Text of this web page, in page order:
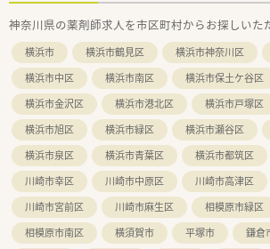
■現状のスキルに満足せず、新しい医薬品
向きにチャレンジしようとする主体性の
されています。
【こんな方にオススメ】
■年間休日がしっかりと確保されており、
日単位で柔軟に取得したいワークライフバ
適です。
■住宅費用が全額会社負担になる社宅制度
最小限に抑えながらキャリアアップを目指
めです。
■お子様が小学校3年生を修了するまで5
できるため、仕事と子育てを無理なく両
ます。
神奈川県の薬剤師求人を市区町村からお探しいた
横浜市 横浜市鶴見区 横浜市神奈川区
横浜市中区
横浜市南区 横浜市保土ケ谷区
横浜市金沢区
横浜市港北区 横浜市戸塚区
横浜市旭区
横浜市緑区 横浜市瀬谷区
横浜市泉区
横浜市青葉区 横浜市都筑区
川崎市幸区
川崎市中原区 川崎市高津区
川崎市宮前区
川崎市麻生区 相模原市緑区
相模原市南区
横須賀市 平塚市 鎌倉